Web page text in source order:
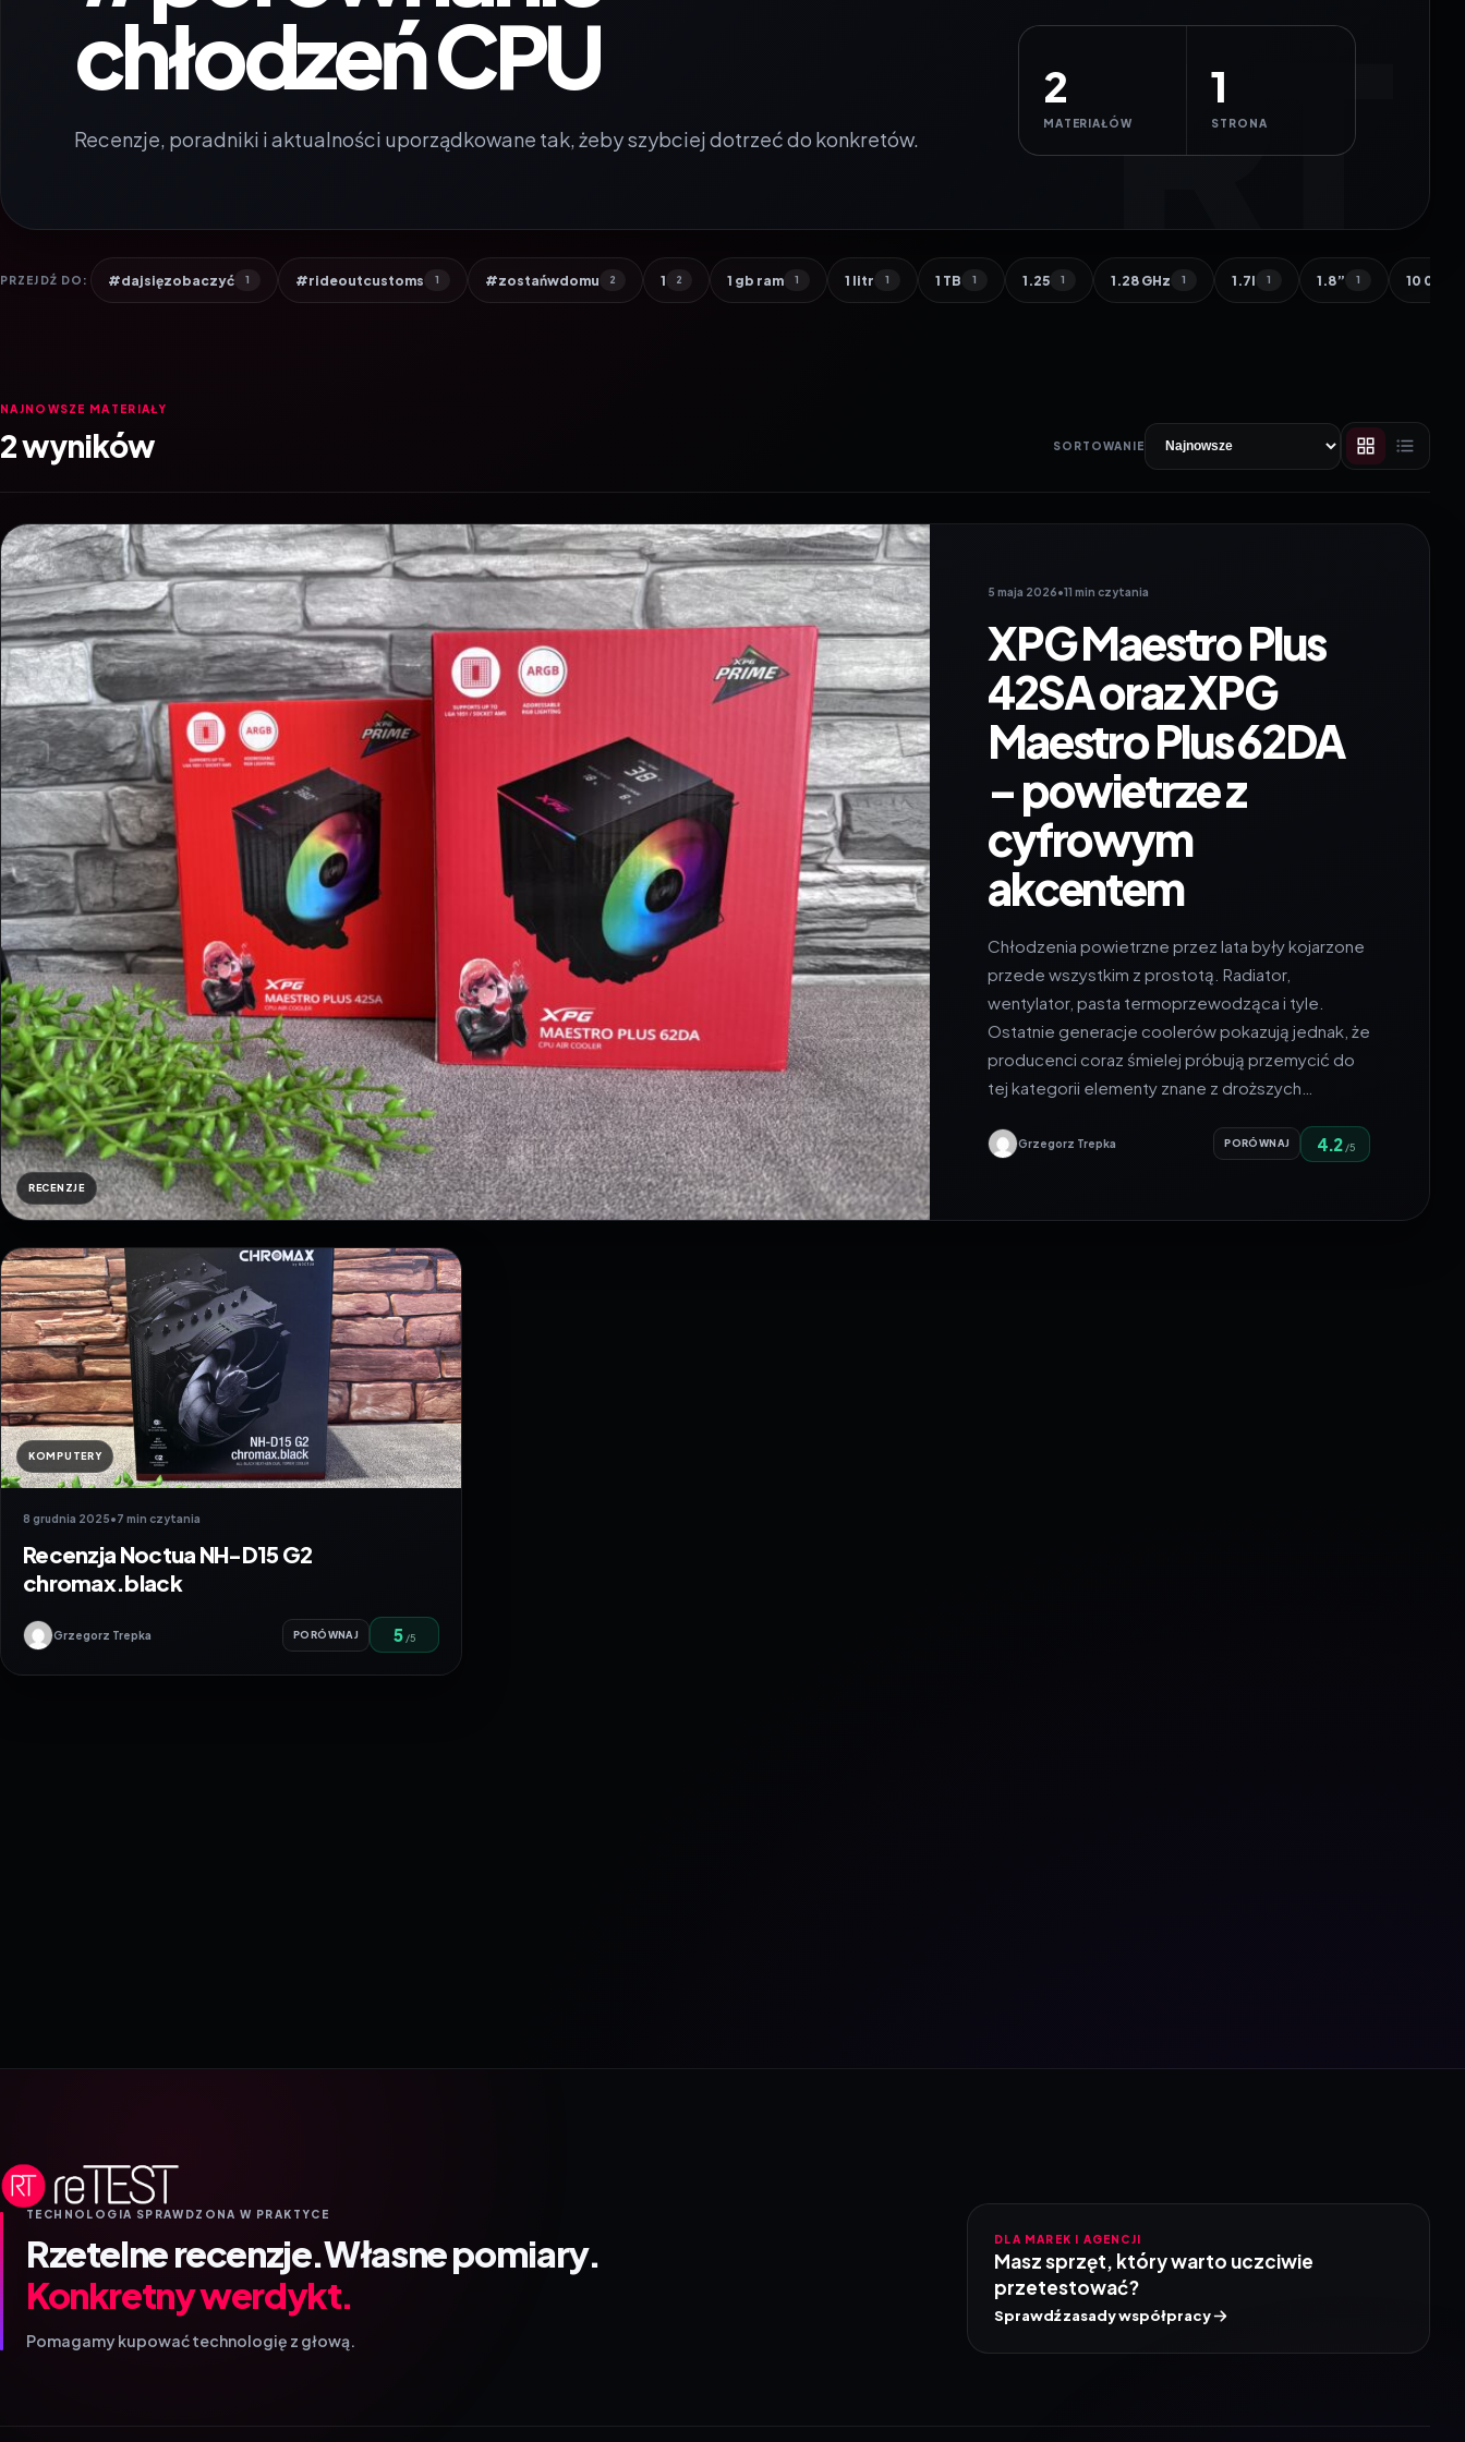
chłodzeń CPU
Recenzje, poradniki i aktualności uporządkowane tak, żeby szybciej dotrzeć do konkretów.
2
MATERIAŁÓW
1
STRONA
PRZEJDŹ DO: #dajsięzobaczyć 1 #rideoutcustoms 1 #zostańwdomu 2 1 2 1 gb ram 1 1 litr 1 1 TB 1 1.25 1 1.28 GHz 1 1.7l 1 1.8” 1 10 000
NAJNOWSZE MATERIAŁY
2 wyników SORTOWANIE
RECENZJE
5 maja 2026•11 min czytania
XPG Maestro Plus
42SA oraz XPG
Maestro Plus 62DA
– powietrze z
cyfrowym
akcentem
Chłodzenia powietrzne przez lata były kojarzone
przede wszystkim z prostotą. Radiator,
wentylator, pasta termoprzewodząca i tyle.
Ostatnie generacje coolerów pokazują jednak, że
producenci coraz śmielej próbują przemycić do
tej kategorii elementy znane z droższych…
Grzegorz Trepka PORÓWNAJ 4.2 /5
KOMPUTERY
8 grudnia 2025•7 min czytania
Recenzja Noctua NH-D15 G2
chromax.black
Grzegorz Trepka PORÓWNAJ 5 /5
TECHNOLOGIA SPRAWDZONA W PRAKTYCE
Rzetelne recenzje.Własne pomiary.
Konkretny werdykt.
Pomagamy kupować technologię z głową.
DLA MAREK I AGENCJI
Masz sprzęt, który warto uczciwie
przetestować?
Sprawdź zasady współpracy